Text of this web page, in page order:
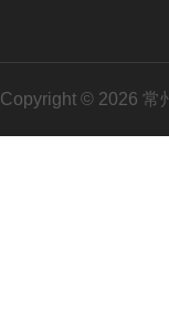
Copyright © 2026 常